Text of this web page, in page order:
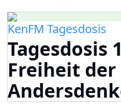
KenFM Tagesdosis
Tagesdosis
Freiheit der